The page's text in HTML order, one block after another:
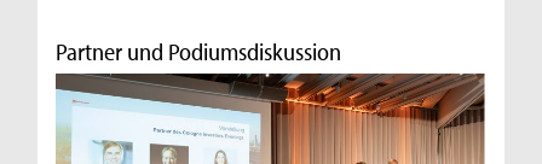
Partner und Podiumsdiskussion